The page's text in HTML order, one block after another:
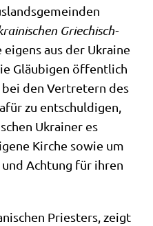
Grie­chisch-
eigens aus der Ukrai­ne
Gläu­bi­gen öffent­lich
den Ver­tre­tern des
zu ent­schul­di­gen,
Ukrai­ner es
Kir­che sowie um
Ach­tung für ihren
Prie­sters, zeigt